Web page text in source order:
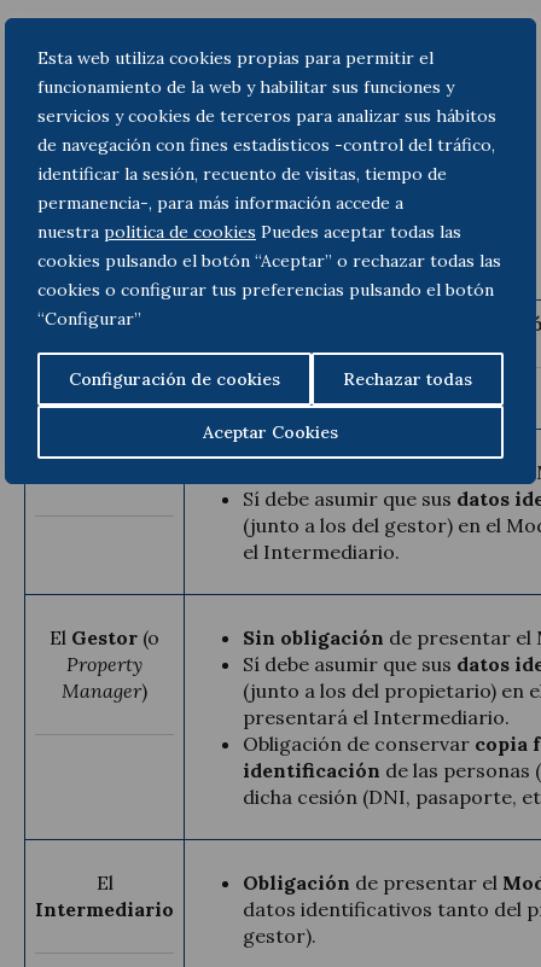
Esta web utiliza cookies propias para permitir el
funcionamiento de la web y habilitar sus funciones y
servicios y cookies de terceros para analizar sus hábitos
de navegación con fines estadísticos -control del tráfico,
identificar la sesión, recuento de visitas, tiempo de
permanencia-, para más información accede a
nuestra politica de cookies Puedes aceptar todas las
cookies pulsando el botón “Aceptar” o rechazar todas las
cookies o configurar tus preferencias pulsando el botón
“Configurar”
Configuración de cookies Rechazar todas
Aceptar Cookies
B. Principales afectaciones y obligaciones fiscales
para las partes, según resalta la CV:
Parte
obligada
Contenido de la
de presentar el
Sí debe asumir que sus datos
(junto a los del gestor) en el
el Intermediario.
El Gestor (o
Property
Manager)
Sin obligación de presentar el
Sí debe asumir que sus datos
(junto a los del propietario) en
presentará el Intermediario.
Obligación de conservar copia
identificación de las personas
dicha cesión (DNI, pasaporte,
El
Intermediario
Obligación de presentar el
datos identificativos tanto del
gestor).